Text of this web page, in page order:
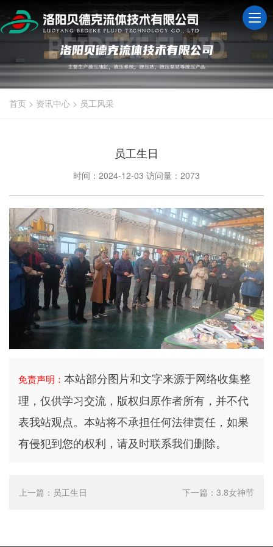
首页 > 资讯中心 > 员工风采
员工生日
时间：2024-12-03 访问量：2073
免责声明： 本站部分图片和文字来源于网络收集整
理，仅供学习交流，版权归原作者所有，并不代
表我站观点。本站将不承担任何法律责任，如果
有侵犯到您的权利，请及时联系我们删除。
上一篇： 员工生日 下一篇： 3.8女神节